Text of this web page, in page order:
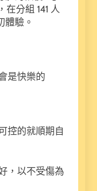
在分組 141 人
體驗。
是快樂的
控的就順期自
，以不受傷為